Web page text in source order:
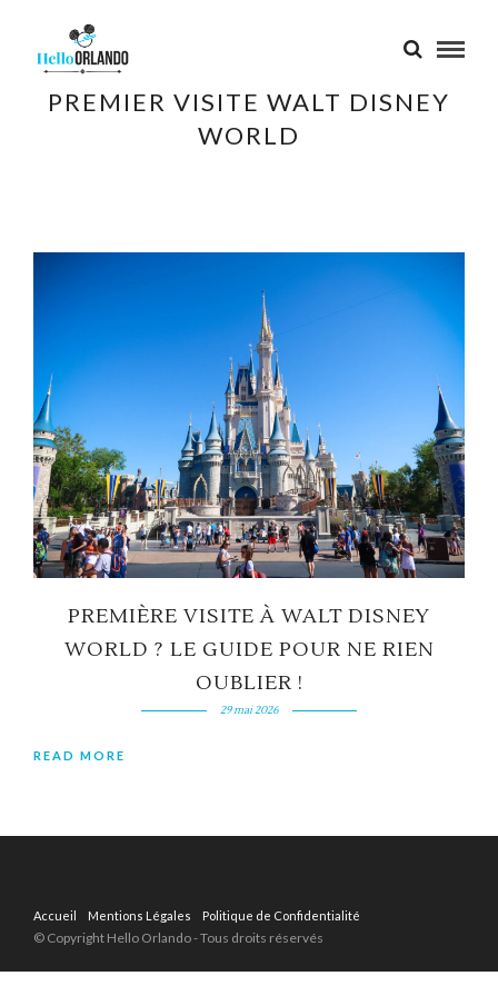
PREMIER VISITE WALT DISNEY
WORLD
PREMIÈRE VISITE À WALT DISNEY
WORLD ? LE GUIDE POUR NE RIEN
OUBLIER !
29 mai 2026
READ MORE
Accueil Mentions Légales Politique de Confidentialité
© Copyright Hello Orlando - Tous droits réservés